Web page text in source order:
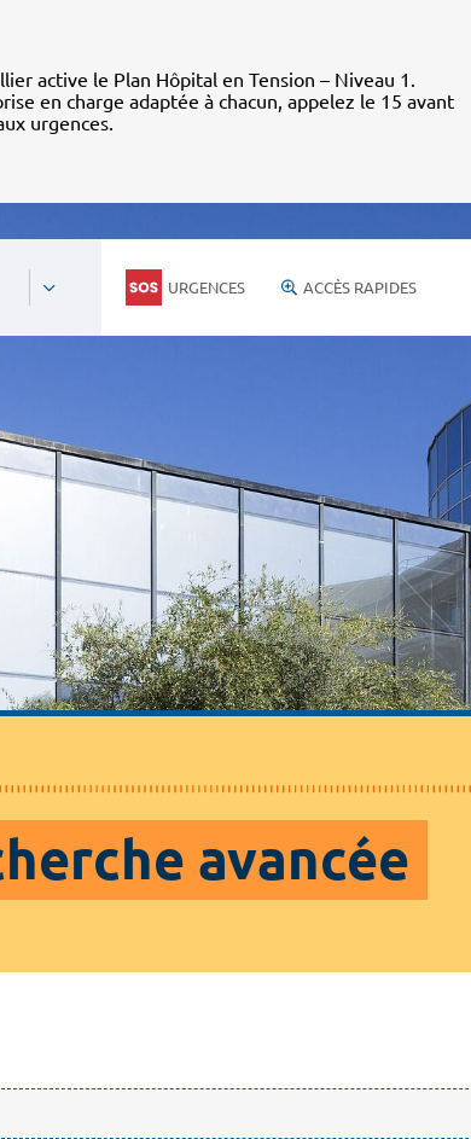
active le Plan Hôpital en Tension – Niveau 1.
en charge adaptée à chacun, appelez le 15 avant
urgences.
URGENCES ACCÈS RAPIDES
avancée